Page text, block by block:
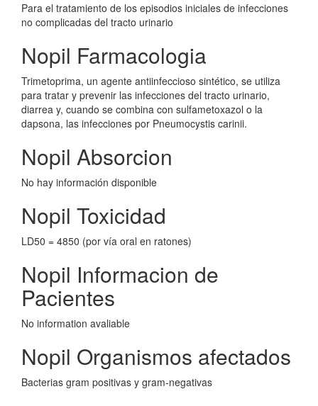
Para el tratamiento de los episodios iniciales de infecciones
no complicadas del tracto urinario
Nopil Farmacologia
Trimetoprima, un agente antiinfeccioso sintético, se utiliza
para tratar y prevenir las infecciones del tracto urinario,
diarrea y, cuando se combina con sulfametoxazol o la
dapsona, las infecciones por Pneumocystis carinii.
Nopil Absorcion
No hay información disponible
Nopil Toxicidad
LD50 = 4850 (por vía oral en ratones)
Nopil Informacion de
Pacientes
No information avaliable
Nopil Organismos afectados
Bacterias gram positivas y gram-negativas